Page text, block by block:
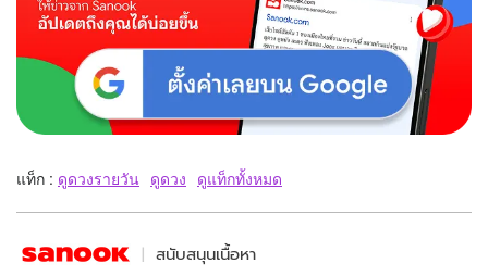
แท็ก : ดูดวงรายวัน ดูดวง ดูแท็กทั้งหมด
สนับสนุนเนื้อหา